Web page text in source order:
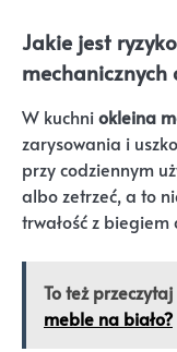
Jakie jest
W kuchniokleina
zarysowania i
przy codziennym
albo zetrzeć, a to
trwałość z biegiem
To też przeczytaj
meble na biało?